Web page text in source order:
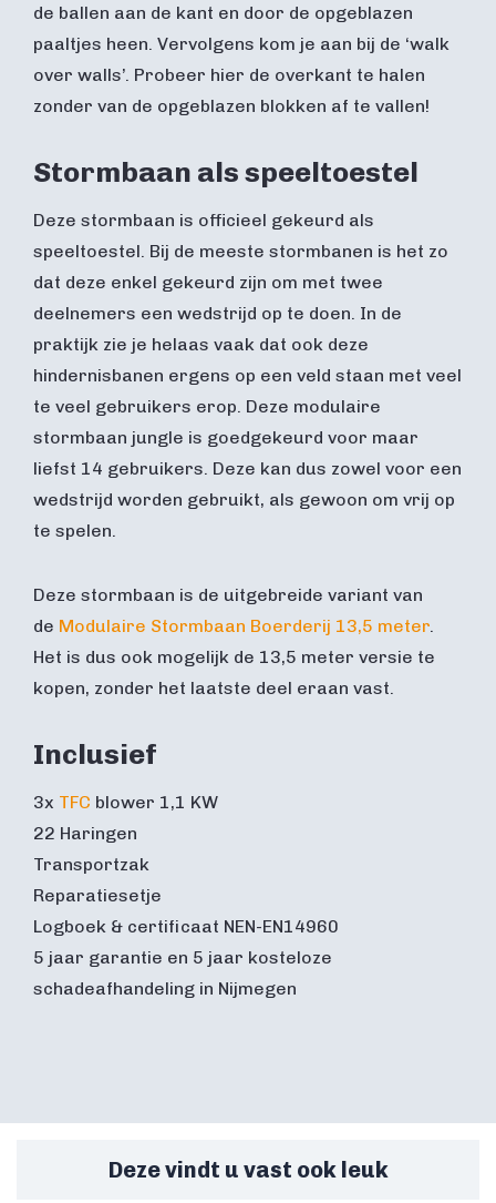
de ballen aan de kant en door de opgeblazen
paaltjes heen. Vervolgens kom je aan bij de ‘walk
over walls’. Probeer hier de overkant te halen
zonder van de opgeblazen blokken af te vallen!
Stormbaan als speeltoestel
Deze stormbaan is officieel gekeurd als
speeltoestel. Bij de meeste stormbanen is het zo
dat deze enkel gekeurd zijn om met twee
deelnemers een wedstrijd op te doen. In de
praktijk zie je helaas vaak dat ook deze
hindernisbanen ergens op een veld staan met veel
te veel gebruikers erop. Deze modulaire
stormbaan jungle is goedgekeurd voor maar
liefst 14 gebruikers. Deze kan dus zowel voor een
wedstrijd worden gebruikt, als gewoon om vrij op
te spelen.
Deze stormbaan is de uitgebreide variant van
de Modulaire Stormbaan Boerderij 13,5 meter.
Het is dus ook mogelijk de 13,5 meter versie te
kopen, zonder het laatste deel eraan vast.
Inclusief
3x TFC blower 1,1 KW
22 Haringen
Transportzak
Reparatiesetje
Logboek & certificaat NEN-EN14960
5 jaar garantie en 5 jaar kosteloze
schadeafhandeling in Nijmegen
Deze vindt u vast ook leuk